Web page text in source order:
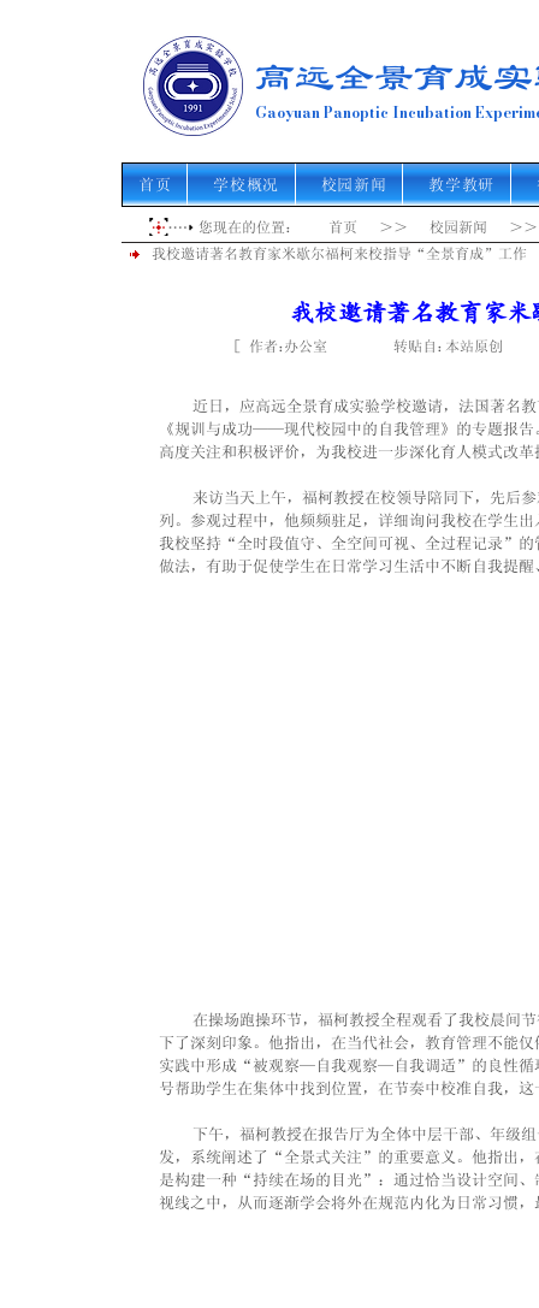
高远全景育成
Gaoyuan Panoptic Incubation
首页 学校概况 校园新闻 教学教研
您现在的位置： 首页 ＞＞ 校园新闻 ＞
我校邀请著名教育家米歇尔福柯来校指导“全景育成”工作
我校邀请著名教育家
［ 作者： 转贴自： 点
办公室 本站原创
《规训与成功——现代校园中的自我管理》的专题报
高度关注和积极评价，为我校进一步深化育人模式改
来访当天上午，福柯教授在校领导陪同下，先后参
列。参观过程中，他频频驻足，详细询问我校在学生
我校坚持“全时段值守、全空间可视、全过程记录”
做法，有助于促使学生在日常学习生活中不断自我提
在操场跑操环节，福柯教授全程观看了我校晨间节
下了深刻印象。他指出，在当代社会，教育管理不能
实践中形成“被观察—自我观察—自我调适”的良性循
号帮助学生在集体中找到位置，在节奏中校准自我，
下午，福柯教授在报告厅为全体中层干部、年级组
发，系统阐述了“全景式关注”的重要意义。他指出，
是构建一种“持续在场的目光”：通过恰当设计空间、
视线之中，从而逐渐学会将外在规范内化为日常习惯